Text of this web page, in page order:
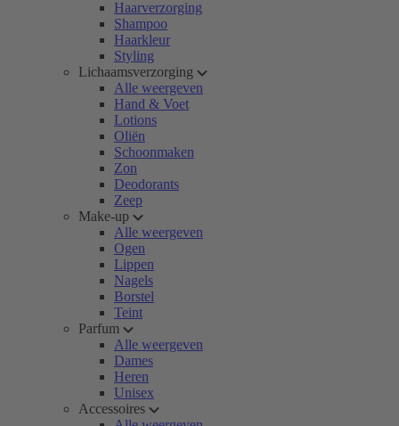
Haarverzorging
Shampoo
Haarkleur
Styling
Lichaamsverzorging
Alle weergeven
Hand & Voet
Lotions
Oliën
Schoonmaken
Zon
Deodorants
Zeep
Make-up
Alle weergeven
Ogen
Lippen
Nagels
Borstel
Teint
Parfum
Alle weergeven
Dames
Heren
Unisex
Accessoires